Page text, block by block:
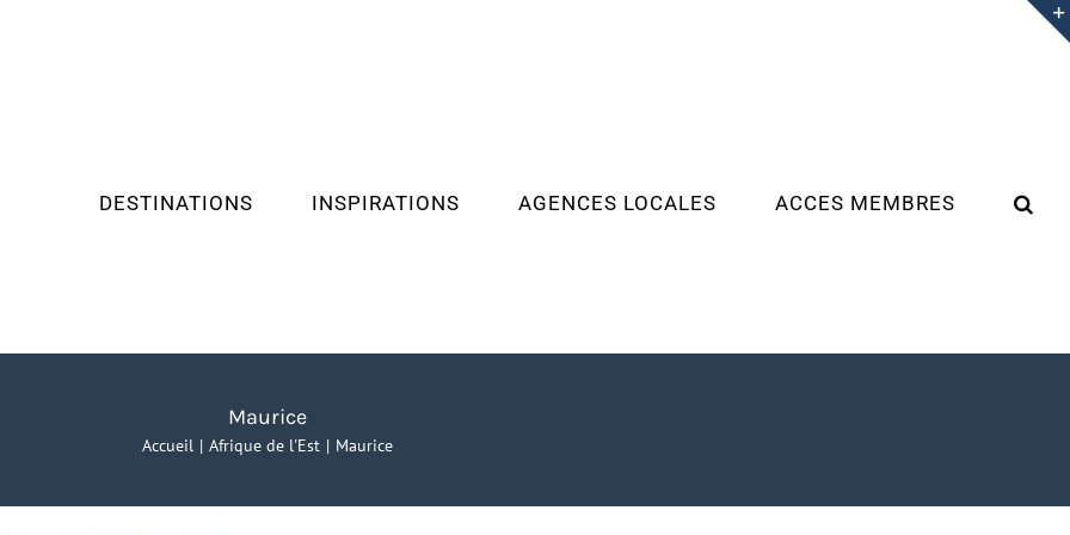
DESTINATIONS INSPIRATIONS AGENCES LOCALES ACCES MEMBRES
Maurice
Accueil Afrique de l'Est Maurice